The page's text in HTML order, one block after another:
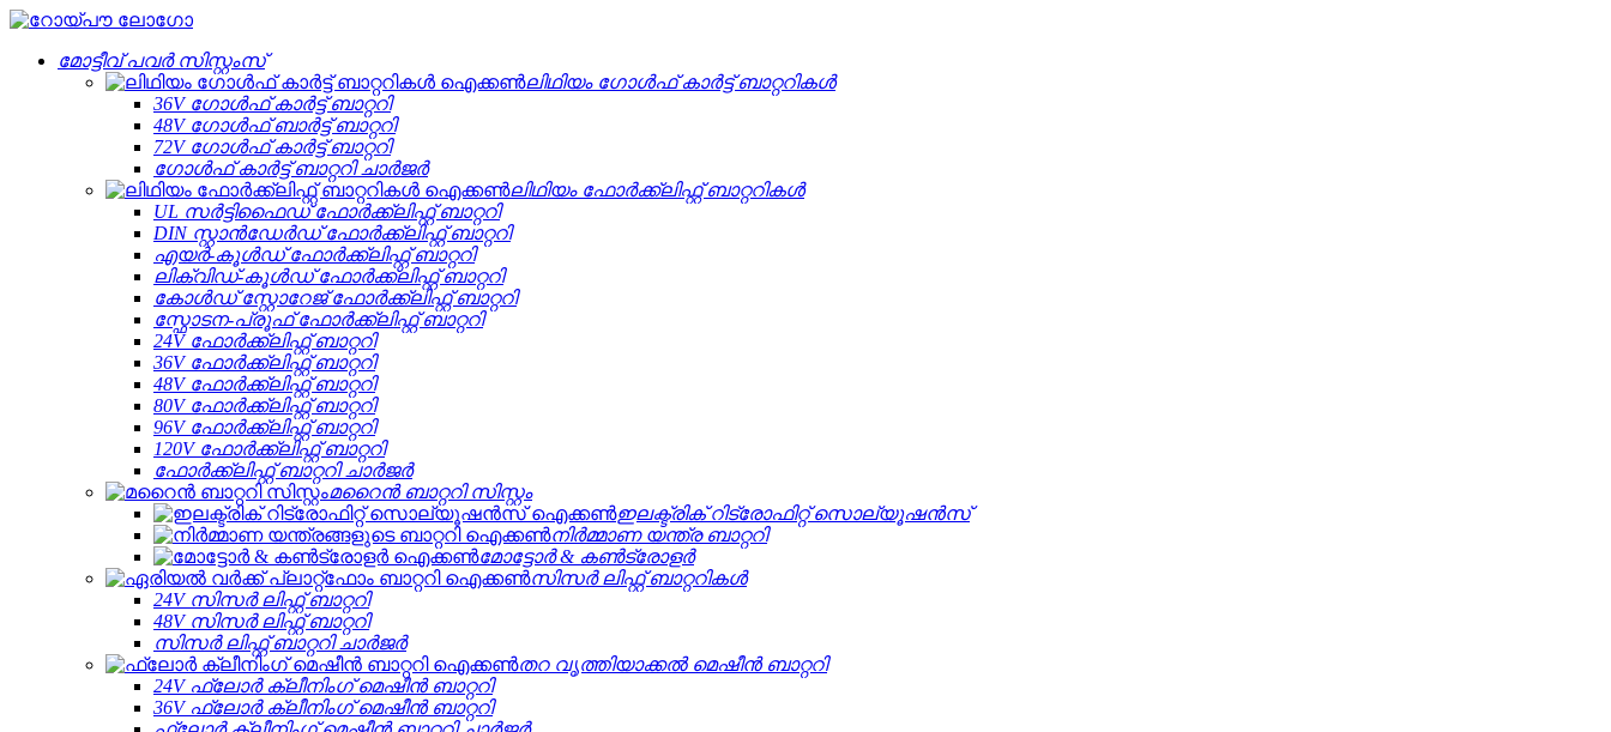
മോട്ടീവ് പവർ സിസ്റ്റംസ്
ലിഥിയം ഗോൾഫ് കാർട്ട് ബാറ്ററികൾ
36V ഗോൾഫ് കാർട്ട് ബാറ്ററി
48V ഗോൾഫ് ബാർട്ട് ബാറ്ററി
72V ഗോൾഫ് കാർട്ട് ബാറ്ററി
ഗോൾഫ് കാർട്ട് ബാറ്ററി ചാർജർ
ലിഥിയം ഫോർക്ക്ലിഫ്റ്റ് ബാറ്ററികൾ
UL സർട്ടിഫൈഡ് ഫോർക്ക്ലിഫ്റ്റ് ബാറ്ററി
DIN സ്റ്റാൻഡേർഡ് ഫോർക്ക്ലിഫ്റ്റ് ബാറ്ററി
എയർ-കൂൾഡ് ഫോർക്ക്ലിഫ്റ്റ് ബാറ്ററി
ലിക്വിഡ്-കൂൾഡ് ഫോർക്ക്ലിഫ്റ്റ് ബാറ്ററി
കോൾഡ് സ്റ്റോറേജ് ഫോർക്ക്ലിഫ്റ്റ് ബാറ്ററി
സ്ഫോടന-പ്രൂഫ് ഫോർക്ക്ലിഫ്റ്റ് ബാറ്ററി
24V ഫോർക്ക്ലിഫ്റ്റ് ബാറ്ററി
36V ഫോർക്ക്ലിഫ്റ്റ് ബാറ്ററി
48V ഫോർക്ക്ലിഫ്റ്റ് ബാറ്ററി
80V ഫോർക്ക്ലിഫ്റ്റ് ബാറ്ററി
96V ഫോർക്ക്ലിഫ്റ്റ് ബാറ്ററി
120V ഫോർക്ക്ലിഫ്റ്റ് ബാറ്ററി
ഫോർക്ക്ലിഫ്റ്റ് ബാറ്ററി ചാർജർ
മറൈൻ ബാറ്ററി സിസ്റ്റം
ഇലക്ട്രിക് റിട്രോഫിറ്റ് സൊല്യൂഷൻസ്
നിർമ്മാണ യന്ത്ര ബാറ്ററി
മോട്ടോർ & കൺട്രോളർ
സിസർ ലിഫ്റ്റ് ബാറ്ററികൾ
24V സിസർ ലിഫ്റ്റ് ബാറ്ററി
48V സിസർ ലിഫ്റ്റ് ബാറ്ററി
സിസർ ലിഫ്റ്റ് ബാറ്ററി ചാർജർ
തറ വൃത്തിയാക്കൽ മെഷീൻ ബാറ്ററി
24V ഫ്ലോർ ക്ലീനിംഗ് മെഷീൻ ബാറ്ററി
36V ഫ്ലോർ ക്ലീനിംഗ് മെഷീൻ ബാറ്ററി